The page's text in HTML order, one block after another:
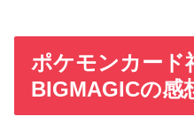
ポケモンカー
BIGMAGICの感